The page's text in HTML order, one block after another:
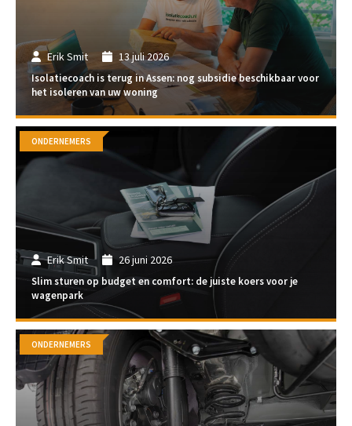
Erik Smit 13 juli 2026
Isolatiecoach is terug in Assen: nog subsidie beschikbaar voor
het isoleren van uw woning
Erik Smit 26 juni 2026
Slim sturen op budget en comfort: de juiste koers voor je
wagenpark
ONDERNEMERS
ONDERNEMERS